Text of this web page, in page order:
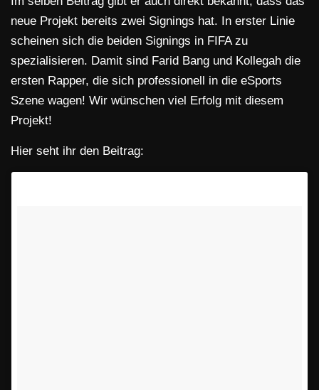
neue Projekt bereits zwei Signings hat. In erster Linie
scheinen sich die beiden Signings in FIFA zu
spezialisieren. Damit sind Farid Bang und Kollegah die
ersten Rapper, die sich professionell in die eSports
Szene wagen! Wir wünschen viel Erfolg mit diesem
Projekt!
Hier seht ihr den Beitrag: